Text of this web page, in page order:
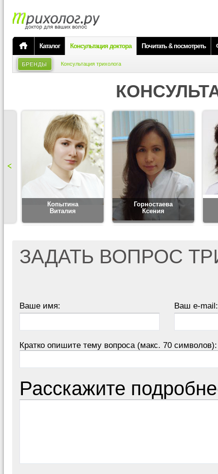
Каталог Консультация доктора Почитать & посмотреть
БРЕНДЫ Консультация трихолога
Копытина
Виталия
Горностаева
Ксения
ЗАДАТЬ ВОПРОС
Ваше имя: Ваш e-mail:
Кратко опишите тему вопроса (макс. 70 символов):
Расскажите